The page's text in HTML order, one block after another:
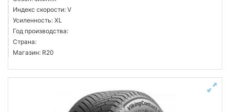
Индекс скорости: V
Усиленность: XL
Год производства:
Страна:
Магазин: R20